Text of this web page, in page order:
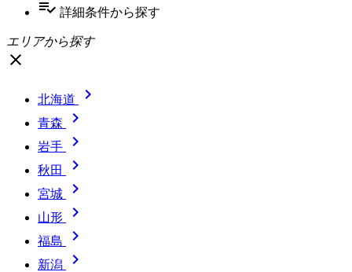
playlist_add_check 詳細条件から探す
エリアから探す
close
北海道 
青森 
岩手 
秋田 
宮城 
山形 
福島 
新潟 